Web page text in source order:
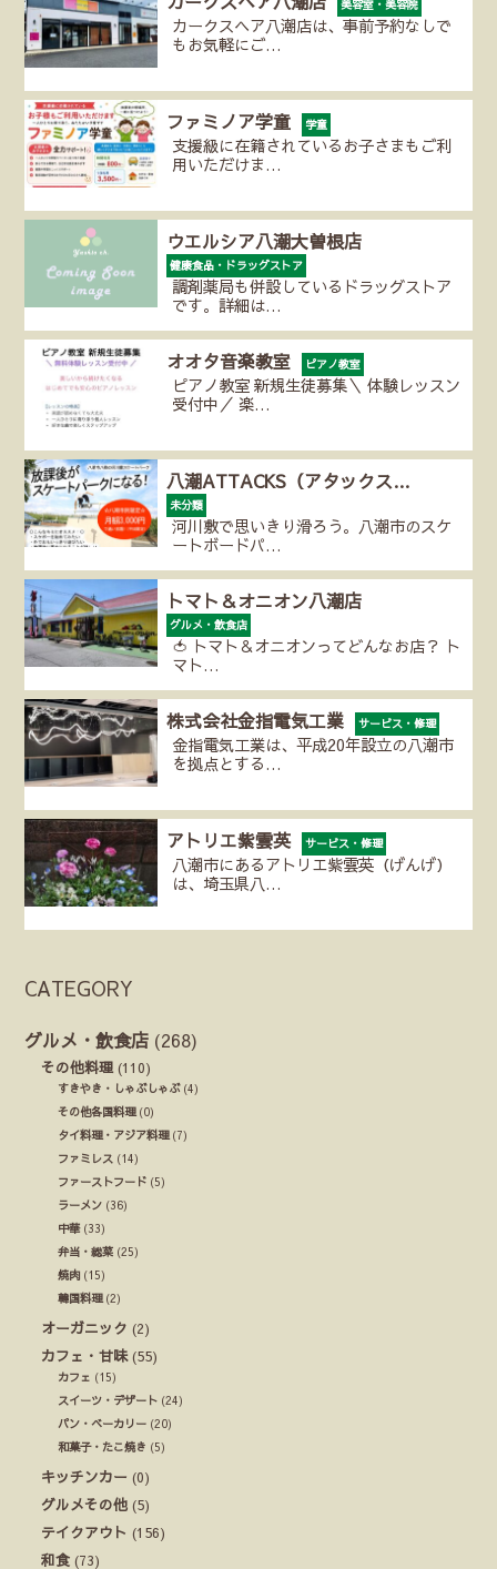
美容室・美容院
カークスヘア八潮店は、事前予約なしで
もお気軽にご…
ファミノア学童 学童
支援級に在籍されているお子さまもご利
用いただけま…
ウエルシア八潮大曽根店
健康食品・ドラッグストア
調剤薬局も併設しているドラッグストア
です。詳細は…
オオタ音楽教室 ピアノ教室
ピアノ教室 新規生徒募集＼ 体験レッスン
受付中／ 楽…
八潮ATTACKS（アタックス…
未分類
河川敷で思いきり滑ろう。八潮市のスケ
ートボードパ…
トマト＆オニオン八潮店
グルメ・飲食店
🍅 トマト＆オニオンってどんなお店？ ト
マト…
株式会社金指電気工業 サービス・修理
金指電気工業は、平成20年設立の八潮市
を拠点とする…
アトリエ紫雲英 サービス・修理
八潮市にあるアトリエ紫雲英（げんげ）
は、埼玉県八…
CATEGORY
グルメ・飲食店 (268)
その他料理 (110)
すきやき・しゃぶしゃぶ(4)
その他各国料理(0)
タイ料理・アジア料理(7)
ファミレス (14)
ファーストフード (5)
ラーメン (36)
中華(33)
弁当・総菜 (25)
焼肉 (15)
韓国料理(2)
オーガニック (2)
カフェ・甘味(55)
カフェ (15)
スイーツ・デザート (24)
パン・ベーカリー (20)
和菓子・たこ焼き (5)
キッチンカー (0)
グルメその他 (5)
テイクアウト (156)
和食 (73)